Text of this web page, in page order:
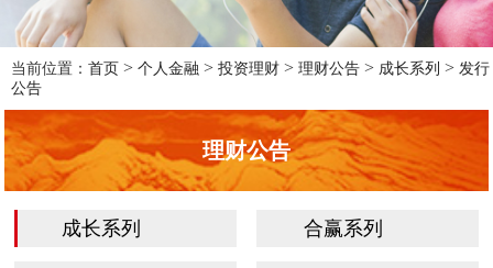
当前位置： 首页 > 个人金融 > 投资理财 > 理财公告 > 成长系列 > 发行
公告
理财公告
成长系列 合赢系列